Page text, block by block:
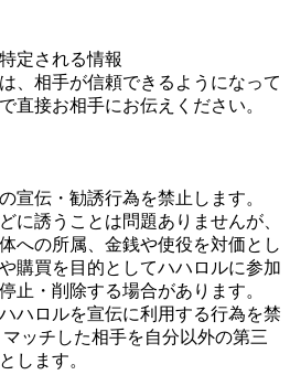
定される情報
、相手が信頼できるようになって
直接お相手にお伝えください。
宣伝・勧誘行為を禁止します。
に誘うことは問題ありませんが、
への所属、金銭や使役を対価とし
購買を目的としてハハロルに参加
止・削除する場合があります。
ハロルを宣伝に利用する行為を禁
ッチした相手を自分以外の第三
します。